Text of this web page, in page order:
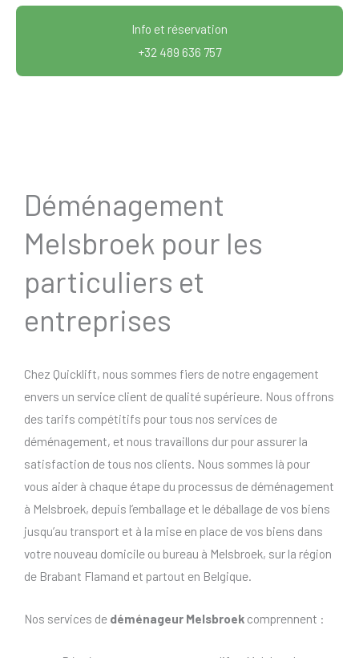
Info et réservation
+32 489 636 757
Déménagement
Melsbroek pour les
particuliers et
entreprises
Chez Quicklift, nous sommes fiers de notre engagement
envers un service client de qualité supérieure. Nous offrons
des tarifs compétitifs pour tous nos services de
déménagement, et nous travaillons dur pour assurer la
satisfaction de tous nos clients. Nous sommes là pour
vous aider à chaque étape du processus de déménagement
à Melsbroek, depuis l’emballage et le déballage de vos biens
jusqu’au transport et à la mise en place de vos biens dans
votre nouveau domicile ou bureau à Melsbroek, sur la région
de Brabant Flamand et partout en Belgique.
Nos services de déménageur Melsbroek comprennent :